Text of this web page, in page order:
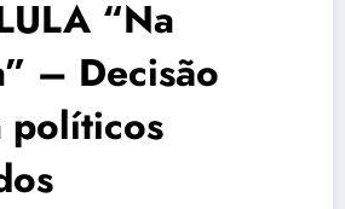
“Na
– Decisão
políticos